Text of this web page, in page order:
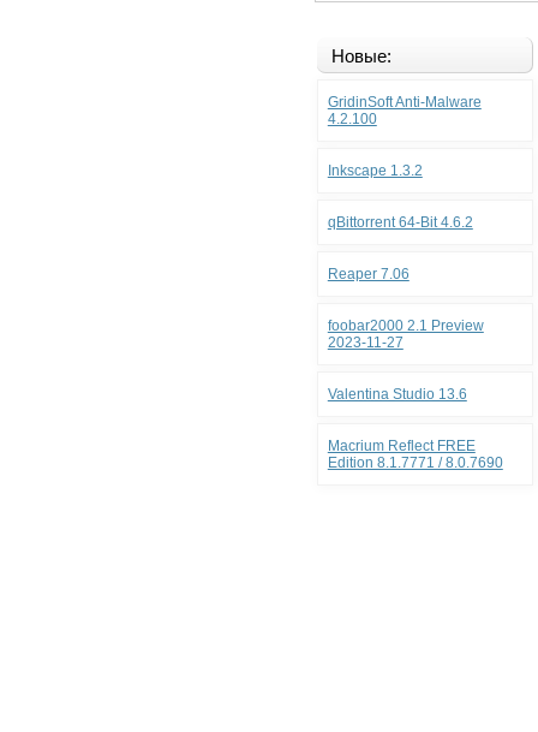
Новые:
GridinSoft Anti-Malware
4.2.100
Inkscape 1.3.2
qBittorrent 64-Bit 4.6.2
Reaper 7.06
foobar2000 2.1 Preview
2023-11-27
Valentina Studio 13.6
Macrium Reflect FREE
Edition 8.1.7771 / 8.0.7690